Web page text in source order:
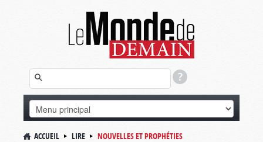
ACCUEIL LIRE NOUVELLES ET PROPHÉTIES